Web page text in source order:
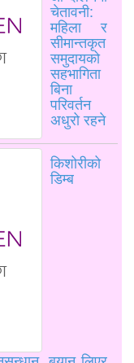
चेतावनी:
महिला र
सीमान्तकृत
समुदायको
सहभागिता
बिना
परिवर्तन
अधुरो रहने
किशोरीको
डिम्ब